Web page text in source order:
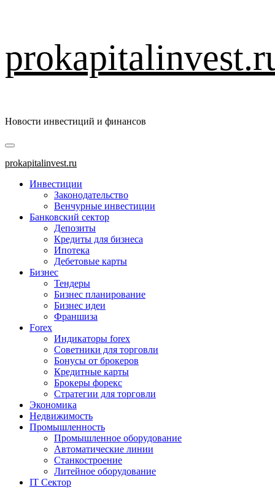
к
содержимому
Новости инвестиций и финансов
Основное
меню
prokapitalinvest.ru
Инвестиции
Законодательство
Венчурные инвестиции
Банковский сектор
Депозиты
Кредиты для бизнеса
Ипотека
Дебетовые карты
Бизнес
Тендеры
Бизнес планирование
Бизнес идеи
Франшиза
Forex
Индикаторы forex
Советники для торговли
Бонусы от брокеров
Кредитные карты
Брокеры форекс
Стратегии для торговли
Экономика
Недвижимость
Промышленность
Промышленное оборудование
Автоматические линии
Станкостроение
Литейное оборудование
IT Сектор